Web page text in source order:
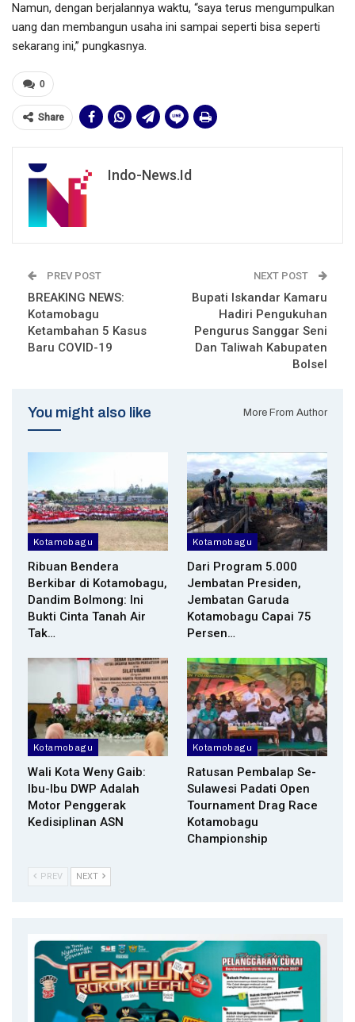
Namun, dengan berjalannya waktu, “saya terus mengumpulkan
uang dan membangun usaha ini sampai seperti bisa seperti
sekarang ini,” pungkasnya.
0
Share
Indo-News.id
PREV POST
BREAKING NEWS:
Kotamobagu
Ketambahan 5 Kasus
Baru COVID-19
NEXT POST
Bupati Iskandar Kamaru
Hadiri Pengukuhan
Pengurus Sanggar Seni
Dan Taliwah Kabupaten
Bolsel
You might also like More From Author
Kotamobagu
Ribuan Bendera
Berkibar di Kotamobagu,
Dandim Bolmong: Ini
Bukti Cinta Tanah Air
Tak…
Kotamobagu
Dari Program 5.000
Jembatan Presiden,
Jembatan Garuda
Kotamobagu Capai 75
Persen…
Kotamobagu
Wali Kota Weny Gaib:
Ibu-Ibu DWP Adalah
Motor Penggerak
Kedisiplinan ASN
Kotamobagu
Ratusan Pembalap Se-
Sulawesi Padati Open
Tournament Drag Race
Kotamobagu
Championship
PREV NEXT